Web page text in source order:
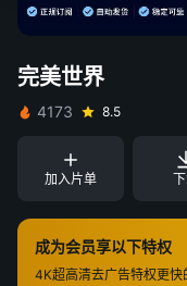
完美世界
4173
8.5
加入片单
成为会员享以下特权
4K超高清去广告特权更快